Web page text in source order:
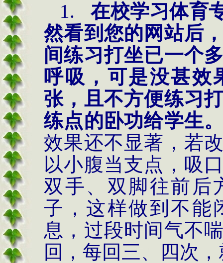
1.
在校学习体育
然看到您的网站后
间练习打坐已一个
呼吸，可是没甚效
张，且不方便练习
练点的卧功给学生
效果还不显著，若
以小腹当支点，吸
双手、双脚往前后
子，这样做到不能
息，过段时间气不
回，每回三、四次